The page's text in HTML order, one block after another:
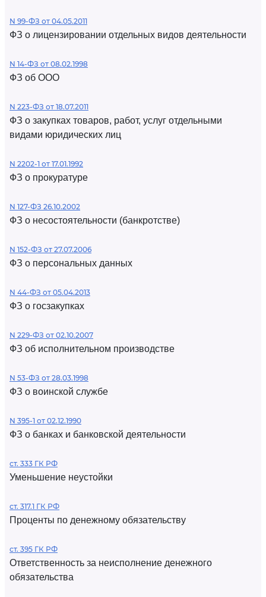
N 99-ФЗ от 04.05.2011
ФЗ о лицензировании отдельных видов деятельности
N 14-ФЗ от 08.02.1998
ФЗ об ООО
N 223-ФЗ от 18.07.2011
ФЗ о закупках товаров, работ, услуг отдельными
видами юридических лиц
N 2202-1 от 17.01.1992
ФЗ о прокуратуре
N 127-ФЗ 26.10.2002
ФЗ о несостоятельности (банкротстве)
N 152-ФЗ от 27.07.2006
ФЗ о персональных данных
N 44-ФЗ от 05.04.2013
ФЗ о госзакупках
N 229-ФЗ от 02.10.2007
ФЗ об исполнительном производстве
N 53-ФЗ от 28.03.1998
ФЗ о воинской службе
N 395-1 от 02.12.1990
ФЗ о банках и банковской деятельности
ст. 333 ГК РФ
Уменьшение неустойки
ст. 317.1 ГК РФ
Проценты по денежному обязательству
ст. 395 ГК РФ
Ответственность за неисполнение денежного
обязательства